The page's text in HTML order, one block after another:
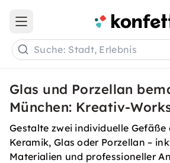
Open main menu
Suche: Stadt, Erlebnis
Glas und Porzellan
München: Kreativ-
Gestalte zwei individuelle Gefäße
Keramik, Glas oder Porzellan –
Materialien und professioneller